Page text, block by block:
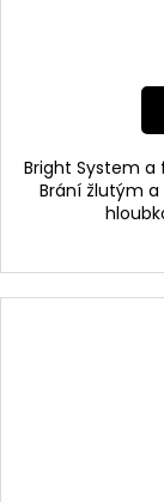
Bright System
Brání žlutým a